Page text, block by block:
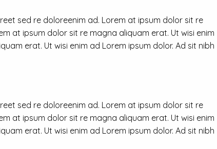
sed re doloreenim ad. Lorem at ipsum dolor sit re
at ipsum dolor sit re magna aliquam erat. Ut wisi enim
erat. Ut wisi enim ad Lorem ipsum dolor. Ad sit nibh
sed re doloreenim ad. Lorem at ipsum dolor sit re
at ipsum dolor sit re magna aliquam erat. Ut wisi enim
erat. Ut wisi enim ad Lorem ipsum dolor. Ad sit nibh